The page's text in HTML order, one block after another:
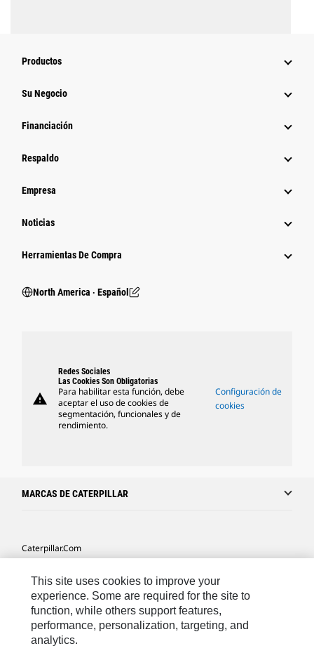
Productos
Su Negocio
Financiación
Respaldo
Empresa
Noticias
Herramientas De Compra
North America ‧ Español
warning
Redes Sociales
Las Cookies Son Obligatorias
Para habilitar esta función, debe
aceptar el uso de cookies de
segmentación, funcionales y de
rendimiento.
Configuración de
cookies
MARCAS DE CATERPILLAR
Caterpillar.com
Mis Preferencias De Marketing
Site Map
Cookie Settings
This site uses cookies to improve your
experience. Some are required for the site to
function, while others support features,
performance, personalization, targeting, and
analytics.